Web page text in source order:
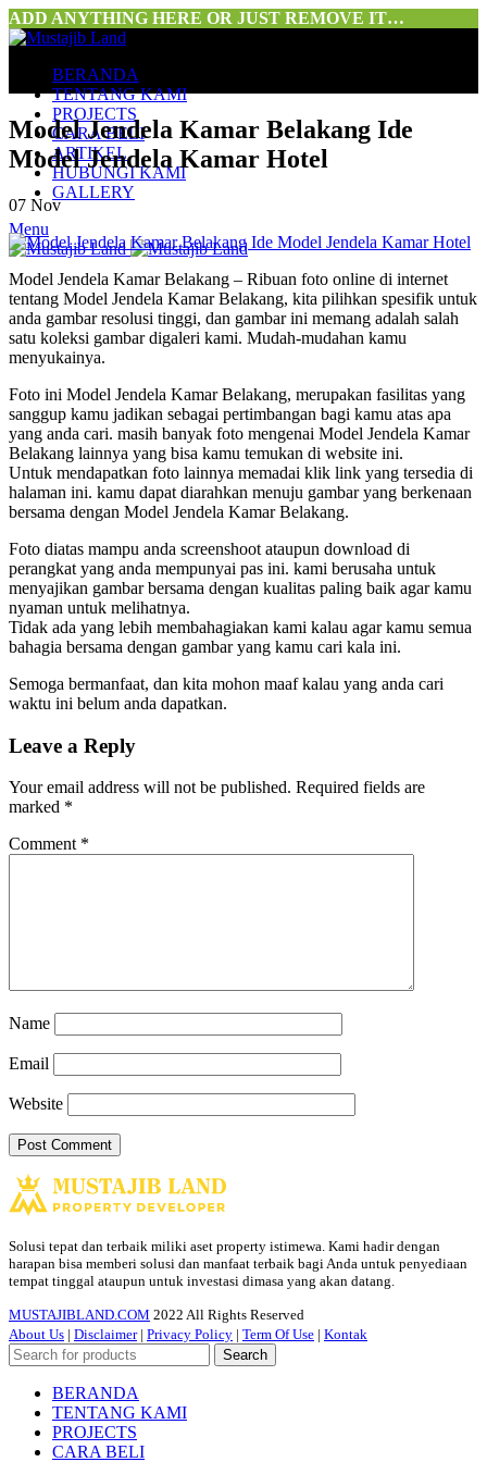
ADD ANYTHING HERE OR JUST REMOVE IT…
BERANDA
TENTANG KAMI
PROJECTS
CARA BELI
ARTIKEL
HUBUNGI KAMI
GALLERY
Menu
Model Jendela Kamar Belakang Ide
Model Jendela Kamar Hotel
07 Nov
Model Jendela Kamar Belakang – Ribuan foto online di internet
tentang Model Jendela Kamar Belakang, kita pilihkan spesifik untuk
anda gambar resolusi tinggi, dan gambar ini memang adalah salah
satu koleksi gambar digaleri kami. Mudah-mudahan kamu
menyukainya.
Foto ini Model Jendela Kamar Belakang, merupakan fasilitas yang
sanggup kamu jadikan sebagai pertimbangan bagi kamu atas apa
yang anda cari. masih banyak foto mengenai Model Jendela Kamar
Belakang lainnya yang bisa kamu temukan di website ini.
Untuk mendapatkan foto lainnya memadai klik link yang tersedia di
halaman ini. kamu dapat diarahkan menuju gambar yang berkenaan
bersama dengan Model Jendela Kamar Belakang.
Foto diatas mampu anda screenshoot ataupun download di
perangkat yang anda mempunyai pas ini. kami berusaha untuk
menyajikan gambar bersama dengan kualitas paling baik agar kamu
nyaman untuk melihatnya.
Tidak ada yang lebih membahagiakan kami kalau agar kamu semua
bahagia bersama dengan gambar yang kamu cari kala ini.
Semoga bermanfaat, dan kita mohon maaf kalau yang anda cari
waktu ini belum anda dapatkan.
Leave a Reply
Your email address will not be published. Required fields are
marked *
Comment *
Name
Email
Website
Solusi tepat dan terbaik miliki aset property istimewa. Kami hadir dengan
harapan bisa memberi solusi dan manfaat terbaik bagi Anda untuk penyediaan
tempat tinggal ataupun untuk investasi dimasa yang akan datang.
MUSTAJIBLAND.COM 2022 All Rights Reserved
About Us | Disclaimer| Privacy Policy | Term Of Use | Kontak
Search
BERANDA
TENTANG KAMI
PROJECTS
CARA BELI